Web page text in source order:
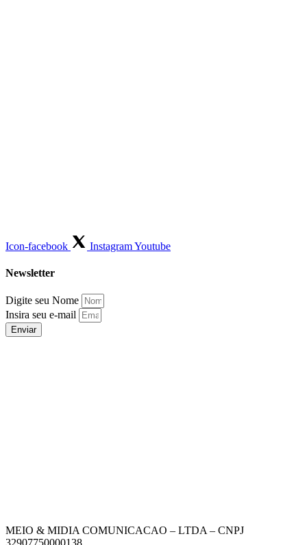
Icon-facebook InstagramYoutube
Newsletter
Digite seu Nome
Insira seu e-mail
Enviar
MEIO & MIDIA COMUNICACAO – LTDA – CNPJ